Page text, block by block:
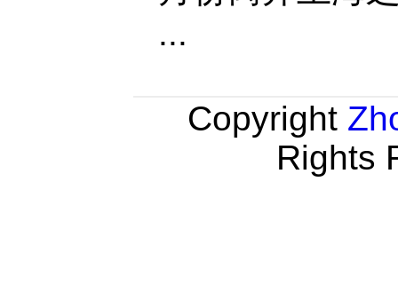
...
Copyright
Rights